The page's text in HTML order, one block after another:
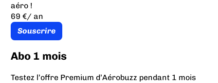
aéro !
69 €/ an
Souscrire
Abo 1 mois
Testez l’offre Premium d’Aérobuzz pendant 1 mois